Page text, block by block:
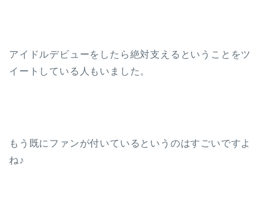
アイドルデビューをしたら絶対支えるということをツ
イートしている人もいました。
もう既にファンが付いているというのはすごいですよ
ね♪